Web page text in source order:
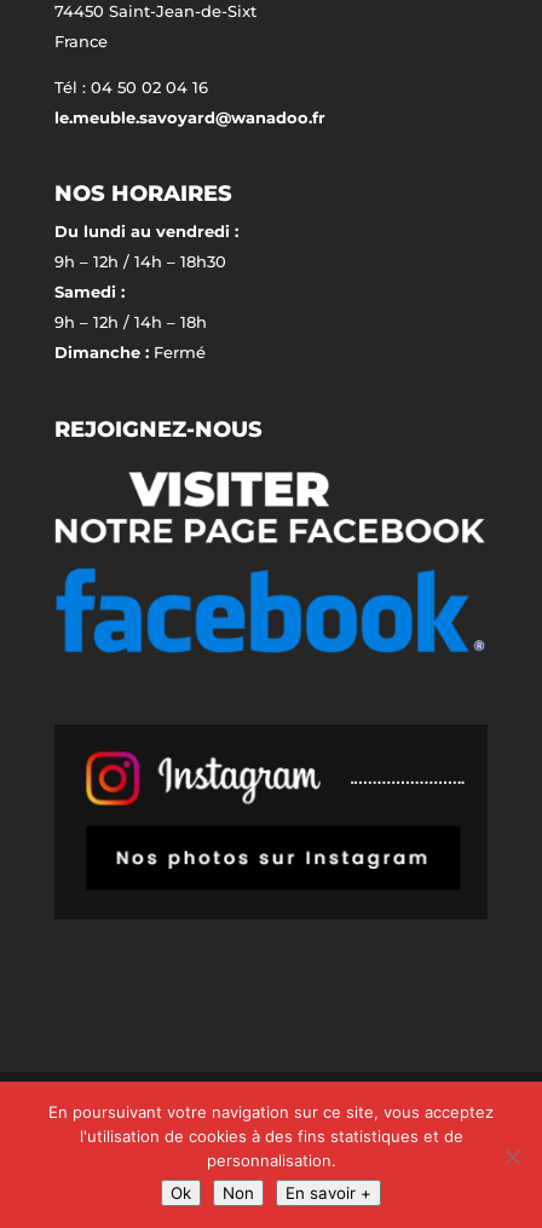
74450 Saint-Jean-de-Sixt
France
Tél : 04 50 02 04 16
le.meuble.savoyard@wanadoo.fr
NOS HORAIRES
Du lundi au vendredi :
9h – 12h / 14h – 18h30
Samedi :
9h – 12h / 14h – 18h
Dimanche :Fermé
REJOIGNEZ-NOUS
© Copyright 808 2026 -Les entreprises locales
-
Mentions Légales – RGPD – Protection de la vie
privée – Gestion des cookies – Médiateur de la
consommation – Bloctel
En poursuivant votre navigation sur ce site, vous acceptez
l'utilisation de cookies à des fins statistiques et de
personnalisation.
Ok
Non En savoir +